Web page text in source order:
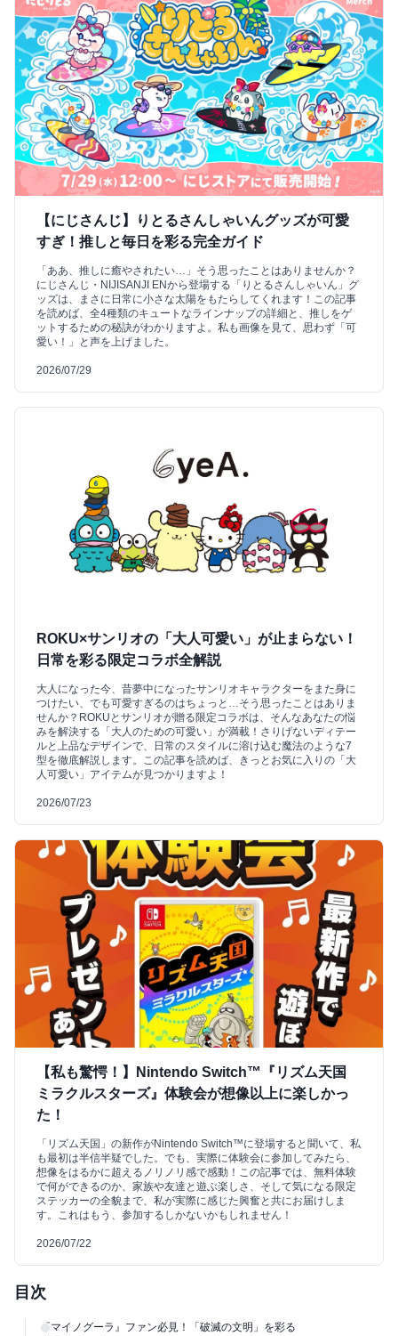
【にじさんじ】りとるさんしゃいんグッズが可愛
すぎ！推しと毎日を彩る完全ガイド
「ああ、推しに癒やされたい…」そう思ったことはありませんか？
にじさんじ・NIJISANJI ENから登場する「りとるさんしゃいん」グ
ッズは、まさに日常に小さな太陽をもたらしてくれます！この記事
を読めば、全4種類のキュートなラインナップの詳細と、推しをゲ
ットするための秘訣がわかりますよ。私も画像を見て、思わず「可
愛い！」と声を上げました。
2026/07/29
ROKU×サンリオの「大人可愛い」が止まらない！
日常を彩る限定コラボ全解説
大人になった今、昔夢中になったサンリオキャラクターをまた身に
つけたい、でも可愛すぎるのはちょっと…そう思ったことはありま
せんか？ROKUとサンリオが贈る限定コラボは、そんなあなたの悩
みを解決する「大人のための可愛い」が満載！さりげないディテー
ルと上品なデザインで、日常のスタイルに溶け込む魔法のような7
型を徹底解説します。この記事を読めば、きっとお気に入りの「大
人可愛い」アイテムが見つかりますよ！
2026/07/23
【私も驚愕！】Nintendo Switch™『リズム天国
ミラクルスターズ』体験会が想像以上に楽しかっ
た！
「リズム天国」の新作がNintendo Switch™に登場すると聞いて、私
も最初は半信半疑でした。でも、実際に体験会に参加してみたら、
想像をはるかに超えるノリノリ感で感動！この記事では、無料体験
で何ができるのか、家族や友達と遊ぶ楽しさ、そして気になる限定
ステッカーの全貌まで、私が実際に感じた興奮と共にお届けしま
す。これはもう、参加するしかないかもしれません！
2026/07/22
目次
『マイノグーラ』ファン必見！「破滅の文明」を彩る